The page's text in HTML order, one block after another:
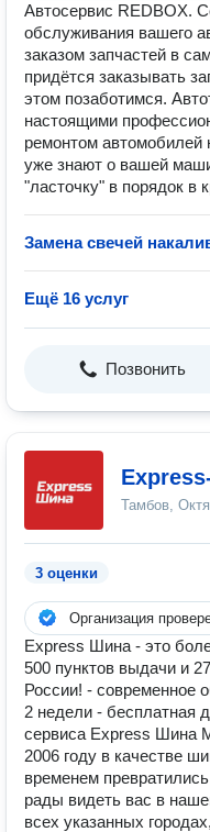
Автосервис REDBOX.
обслуживания вашего
заказом запчастей в
придётся заказывать
этом позаботимся.
настоящими
ремонтом автомобилей
уже знают о вашей
"ласточку" в порядок в
Замена свечей
Ещё 16 услуг
Позвонить
Тамбов,
3 оценки
Организация
Express Шина - это
500 пунктов выдачи и
России! - современное
2 недели - бесплатная
сервиса Express Шина
2006 году в качестве
временем
рады видеть вас в
всех указанных